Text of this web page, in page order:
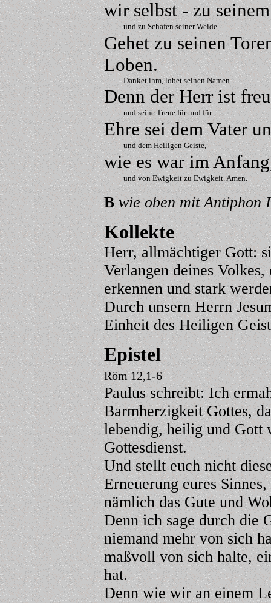
wir selbst - zu
und zu Schafen seiner Weide.
Gehet zu seinen
Loben.
Danket ihm, lobet seinen Namen.
Denn der Herr ist
und seine Treue für und für.
Ehre sei dem Vater
und dem Heiligen Geiste,
wie es war im
und von Ewigkeit zu Ewigkeit. Amen.
Bwie oben mit Antiphon
Kollekte
Herr, allmächtiger Gott:
Verlangen deines
erkennen und stark
Durch unsern Herrn
Einheit des Heiligen
Epistel
Röm 12,1-6
Paulus schreibt: Ich
Barmherzigkeit Gottes,
lebendig, heilig und Gott
Gottesdienst.
Und stellt euch nicht
Erneuerung eures
nämlich das Gute und
Denn ich sage durch die
niemand mehr von sich
maßvoll von sich halte,
hat.
Denn wie wir an einem